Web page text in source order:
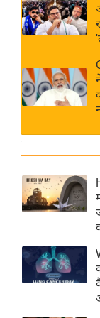
Live
News in
Hindi
Hindi
News
Hindi
अंतर्राष्ट्रीय
बिज़नेस
जगत
विशेषज्ञ
बजट
खेल
क्रिकेट
IPL
ई-पेपर